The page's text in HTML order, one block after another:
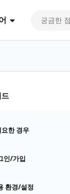
한 경우
인/가입
환경/설정